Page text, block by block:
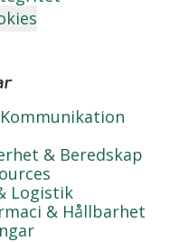
& Beredskap
Logistik
& Hållbarhet